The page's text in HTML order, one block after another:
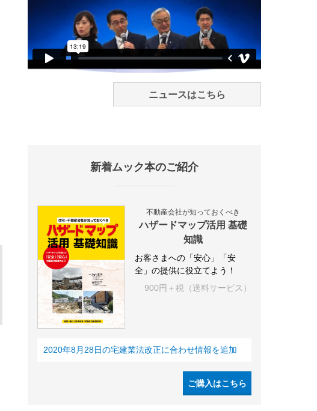
ニュースはこちら
新着ムック本のご紹介
不動産会社が知っておくべき
ハザードマップ活用 基礎
知識
お客さまへの「安心」「安
全」の提供に役立てよう！
900円＋税（送料サービス）
2020年8月28日の宅建業法改正に合わせ情報を追加
ご購入はこちら